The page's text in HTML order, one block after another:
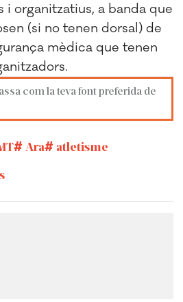
organitzatius, a banda que
(si no tenen dorsal) de
mèdica que tenen
com la teva font preferida de
Ara
atletisme